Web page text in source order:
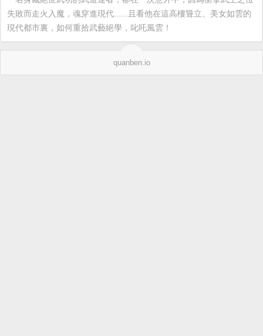
失敗而走火入魔，魂穿進現代......且看他在這高樓聳立、美女如雲的
現代都市裏，如何重拾武藝絕學，叱吒風雲！
quanben.io